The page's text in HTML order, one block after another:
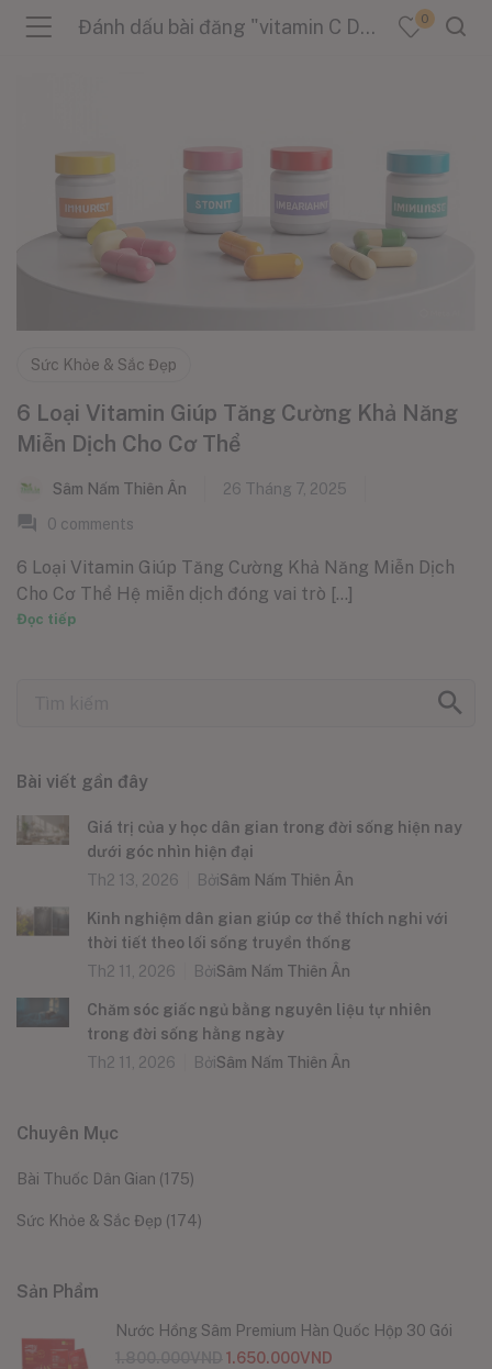
(Sản Phẩm )
(Danh Mục )
(Tin Tức )
Đánh dấu bài đăng "vitamin C D E A B6 B9" 0
Sức Khỏe & Sắc Đẹp
6 Loại Vitamin Giúp Tăng Cường Khả Năng
Miễn Dịch Cho Cơ Thể
Sâm Nấm Thiên Ân
26 Tháng 7, 2025
0 comments
6 Loại Vitamin Giúp Tăng Cường Khả Năng Miễn Dịch
Cho Cơ Thể Hệ miễn dịch đóng vai trò [...]
Đọc tiếp
Bài viết gần đây
Giá trị của y học dân gian trong đời sống hiện nay
dưới góc nhìn hiện đại
Th2 13, 2026
BởiSâm Nấm Thiên Ân
Kinh nghiệm dân gian giúp cơ thể thích nghi với
thời tiết theo lối sống truyền thống
Th2 11, 2026
BởiSâm Nấm Thiên Ân
Chăm sóc giấc ngủ bằng nguyên liệu tự nhiên
trong đời sống hằng ngày
Th2 11, 2026
BởiSâm Nấm Thiên Ân
Chuyên Mục
Bài Thuốc Dân Gian (175)
Sức Khỏe & Sắc Đẹp (174)
Sản Phẩm
Nước Hồng Sâm Premium Hàn Quốc Hộp 30 Gói
1.650.000VND